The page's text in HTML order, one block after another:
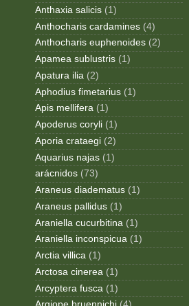
Anthaxia salicis (1)
Anthocharis cardamines (4)
Anthocharis euphenoides (2)
Apamea sublustris (1)
Apatura ilia (2)
Aphodius fimetarius (1)
Apis mellifera (1)
Apoderus coryli (1)
Aporia crataegi (2)
Aquarius najas (1)
arácnidos (73)
Araneus diadematus (1)
Araneus pallidus (1)
Araniella cucurbitina (1)
Araniella inconspicua (1)
Arctia villica (1)
Arctosa cinerea (1)
Arcyptera fusca (1)